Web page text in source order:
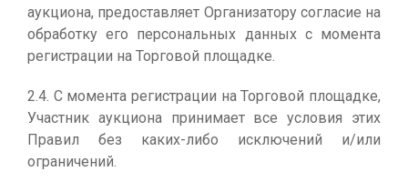
аукциона, предоставляет Организатору согласие на
обработку его персональных данных с момента
регистрации на Торговой площадке.
2.4. С момента регистрации на Торговой площадке,
Участник аукциона принимает все условия этих
Правил без каких-либо исключений и/или
ограничений.